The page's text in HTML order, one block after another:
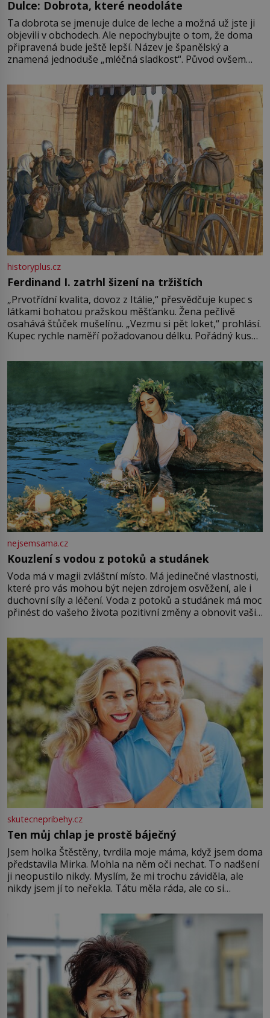
Dulce: Dobrota, které neodoláte
Ta dobrota se jmenuje dulce de leche a možná už jste ji
objevili v obchodech. Ale nepochybujte o tom, že doma
připravená bude ještě lepší. Název je španělský a
znamená jednoduše „mléčná sladkost“. Původ ovšem
pře hned několik latinskoamerických zemí a k tomu
Francie, kde se traduje,
historyplus.cz
Ferdinand I. zatrhl šizení na tržištích
„Prvotřídní kvalita, dovoz z Itálie,“ přesvědčuje kupec s
látkami bohatou pražskou měšťanku. Žena pečlivě
osahává štůček mušelínu. „Vezmu si pět loket,“ prohlásí.
Kupec rychle naměří požadovanou délku. Pořádný kus
milostpaní. Stačí jenom na sukni,“ zhodnotí švadlena
množství růžového mušelínu. „Ošidili vás, podívejte.“
nejsemsama.cz
Kouzlení s vodou z potoků a studánek
Voda má v magii zvláštní místo. Má jedinečné vlastnosti,
které pro vás mohou být nejen zdrojem osvěžení, ale i
duchovní síly a léčení. Voda z potoků a studánek má moc
přinést do vašeho života pozitivní změny a obnovit vaši
můžete obohatit své rituály a přinést do svého života
větší harmonii a klid. Je důležité
skutecnepribehy.cz
Ten můj chlap je prostě báječný
Jsem holka Štěstěny, tvrdila moje máma, když jsem doma
představila Mirka. Mohla na něm oči nechat. To nadšení
ji neopustilo nikdy. Myslím, že mi trochu záviděla, ale
nikdy jsem jí to neřekla. Tátu měla ráda, ale co si
Jsme spolu moc rádi Tehdy byla jiná doba, když